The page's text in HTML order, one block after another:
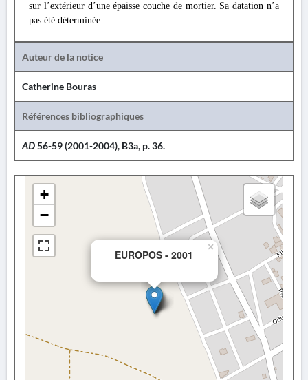
sur l’extérieur d’une épaisse couche de mortier. Sa datation n’a
pas été déterminée.
Auteur de la notice
Catherine Bouras
Références bibliographiques
AD56-59 (2001-2004), B3a, p. 36.
EUROPOS - 2001
×
+
−